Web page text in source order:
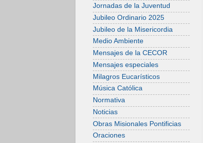
Jornadas de la Juventud
Jubileo Ordinario 2025
Jubileo de la Misericordia
Medio Ambiente
Mensajes de la CECOR
Mensajes especiales
Milagros Eucarísticos
Música Católica
Normativa
Noticias
Obras Misionales Pontificias
Oraciones